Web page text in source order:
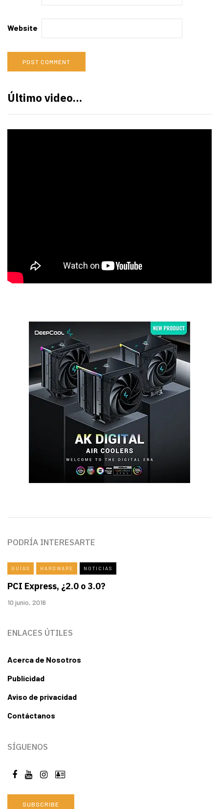
Website
Último video…
PODRÍA INTERESARTE
GUÍAS HARDWARE NOTICIAS
PCI Express, ¿2.0 o 3.0?
10 junio, 2016
ENLACES ÚTILES
Acerca de Nosotros
Publicidad
Aviso de privacidad
Contáctanos
SÍGUENOS
SUBSCRIBE